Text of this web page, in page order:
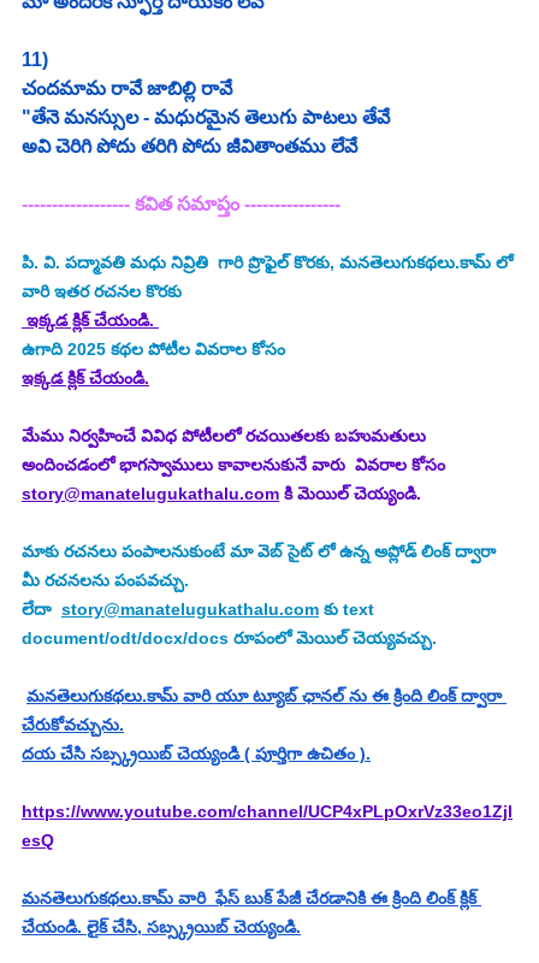
11)
చందమామ రావే జాబిల్లి రావే
"తేనె మనస్సుల - మధురమైన తెలుగు పాటలు తేవే
అవి చెరిగి పోదు తరిగి పోదు జీవితాంతము లేవే
------------------ కవిత సమాప్తం ----------------
పి. వి. పద్మావతి మధు నివ్రితి గారి ప్రొఫైల్ కొరకు, మనతెలుగుకథలు.కామ్ లో
వారి ఇతర రచనల కొరకు
ఇక్కడ క్లిక్ చేయండి.
ఉగాది 2025 కథల పోటీల వివరాల కోసం
ఇక్కడ క్లిక్ చేయండి.
మేము నిర్వహించే వివిధ పోటీలలో రచయితలకు బహుమతులు
అందించడంలో భాగస్వాములు కావాలనుకునే వారు  వివరాల కోసం
story@manatelugukathalu.com కి మెయిల్ చెయ్యండి.
మాకు రచనలు పంపాలనుకుంటే మా వెబ్ సైట్ లో ఉన్న అప్లోడ్ లింక్ ద్వారా
మీ రచనలను పంపవచ్చు.
లేదా story@manatelugukathalu.com కు text
document/odt/docx/docs రూపంలో మెయిల్ చెయ్యవచ్చు.
మనతెలుగుకథలు.కామ్ వారి యూ ట్యూబ్ ఛానల్ ను ఈ క్రింది లింక్ ద్వారా
చేరుకోవచ్చును.
దయ చేసి సబ్స్క్రయిబ్ చెయ్యండి ( పూర్తిగా ఉచితం ).
https://www.youtube.com/channel/UCP4xPLpOxrVz33eo1Zjl
esQ
మనతెలుగుకథలు.కామ్ వారి  ఫేస్ బుక్ పేజీ చేరడానికి ఈ క్రింది లింక్ క్లిక్
చేయండి. లైక్ చేసి, సబ్స్క్రయిబ్ చెయ్యండి.